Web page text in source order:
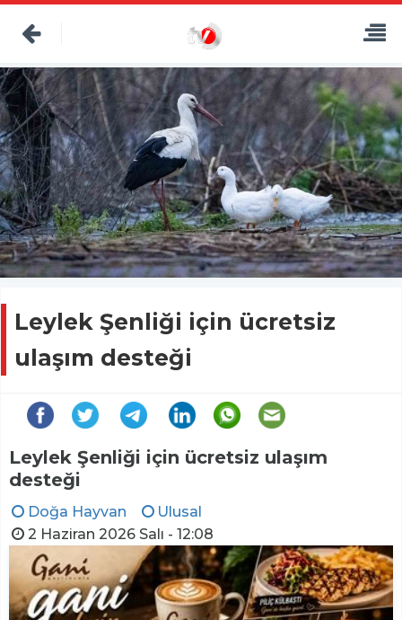
Leylek Şenliği için ücretsiz
ulaşım desteği
Leylek Şenliği için ücretsiz ulaşım
desteği
Doğa Hayvan
Ulusal
2 Haziran 2026 Salı - 12:08